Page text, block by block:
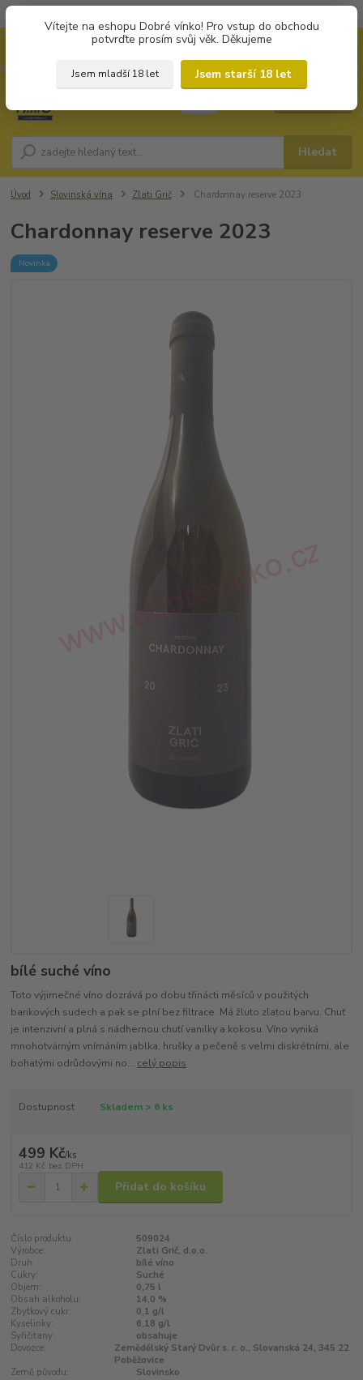
Vítejte na eshopu Dobré vínko! Pro vstup do obchodu
potvrďte prosím svůj věk. Děkujeme
Jsem mladší 18 let
Jsem starší 18 let
Hledat
Úvod Slovinská vína Zlati Grič Chardonnay reserve 2023
Chardonnay reserve 2023
Novinka
bílé suché víno
Toto výjimečné víno dozrává po dobu třinácti měsíců v použitých
barikových sudech a pak se plní bez filtrace. Má žluto zlatou barvu. Chuť
je intenzivní a plná s nádhernou chutí vanilky a kokosu. Víno vyniká
mnohotvárným vnímáním jablka, hrušky a pečeně s velmi diskrétními, ale
bohatými odrůdovými no... celý popis
Dostupnost Skladem > 6 ks
499 Kč/ks
412 Kč bez DPH
Přidat do košíku
Číslo produktu:
509024
Výrobce:
Zlati Grič, d.o.o.
Druh:
bílé víno
Cukry:
Suché
Objem:
0,75 l
Obsah alkoholu:
14,0 %
Zbytkový cukr:
0,1 g/l
Kyselinky:
6,18 g/l
Syřičitany:
obsahuje
Dovozce:
Zemědělský Starý Dvůr s. r. o., Slovanská 24, 345 22
Poběžovice
Země původu:
Slovinsko